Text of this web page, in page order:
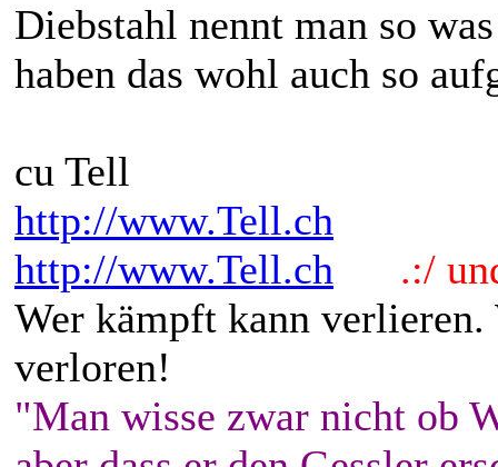
Diebstahl nennt man so
haben das wohl auch so
cu Tell
http://www.Tell.ch
http://www.Tell.ch
.:/
Wer kämpft kann
verloren!
"Man wisse zwar nicht ob